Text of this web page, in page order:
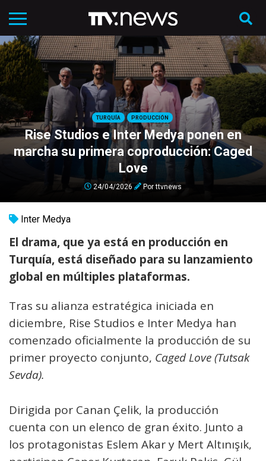
TURQUÍA PRODUCCIÓN
Rise Studios e Inter Medya ponen en
marcha su primera coproducción: Caged
Love
24/04/2026 Porttvnews
Inter Medya
El drama, que ya está en producción en
Turquía, está diseñado para su lanzamiento
global en múltiples plataformas.
Tras su alianza estratégica iniciada en
diciembre, Rise Studios e Inter Medya han
comenzado oficialmente la producción de su
primer proyecto conjunto, Caged Love (Tutsak
Sevda).
Dirigida por Canan Çelik, la producción
cuenta con un elenco de gran éxito. Junto a
los protagonistas Eslem Akar y Mert Altınışık,